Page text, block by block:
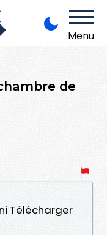
Menu
de
Télécharger